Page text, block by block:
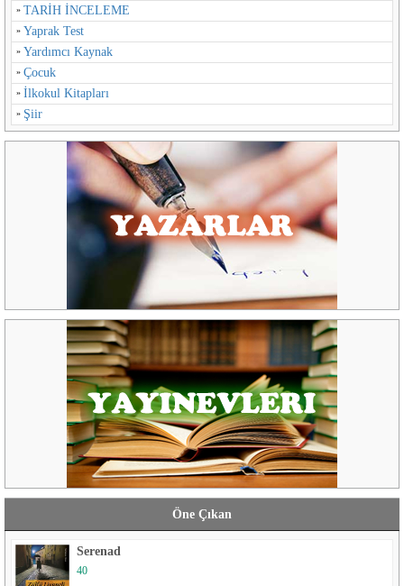
TARİH İNCELEME
Yaprak Test
Yardımcı Kaynak
Çocuk
İlkokul Kitapları
Şiir
Öne Çıkan
Serenad
40